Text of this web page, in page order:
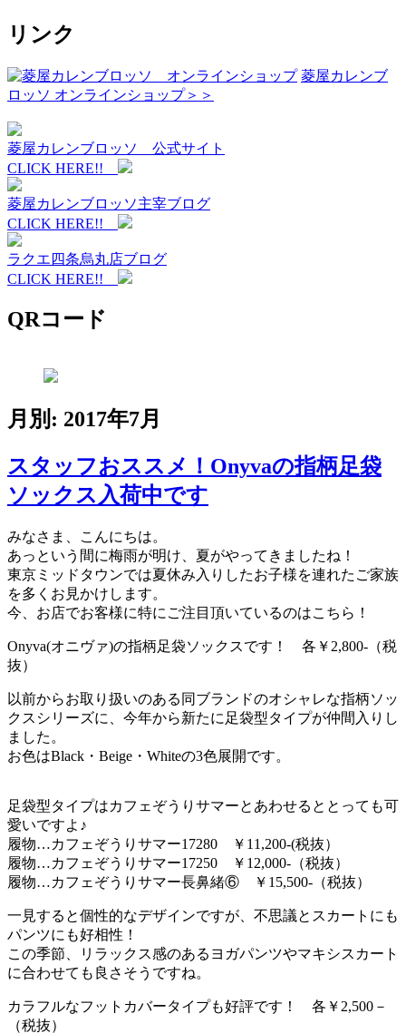
リンク
菱屋カレンブ
ロッソ オンラインショップ＞＞
菱屋カレンブロッソ 公式サイト
CLICK HERE!!
菱屋カレンブロッソ主宰ブログ
CLICK HERE!!
ラクエ四条烏丸店ブログ
CLICK HERE!!
QRコード
月別: 2017年7月
スタッフおススメ！Onyvaの指柄足袋
ソックス入荷中です
みなさま、こんにちは。
あっという間に梅雨が明け、夏がやってきましたね！
東京ミッドタウンでは夏休み入りしたお子様を連れたご家族
を多くお見かけします。
今、お店でお客様に特にご注目頂いているのはこちら！
Onyva(オニヴァ)の指柄足袋ソックスです！ 各￥2,800-（税
抜）
以前からお取り扱いのある同ブランドのオシャレな指柄ソッ
クスシリーズに、今年から新たに足袋型タイプが仲間入りし
ました。
お色はBlack・Beige・Whiteの3色展開です。
足袋型タイプはカフェぞうりサマーとあわせるととっても可
愛いですよ♪
履物…カフェぞうりサマー17280 ￥11,200-(税抜）
履物…カフェぞうりサマー17250 ￥12,000-（税抜）
履物…カフェぞうりサマー長鼻緒⑥ ￥15,500-（税抜）
一見すると個性的なデザインですが、不思議とスカートにも
パンツにも好相性！
この季節、リラックス感のあるヨガパンツやマキシスカート
に合わせても良さそうですね。
カラフルなフットカバータイプも好評です！ 各￥2,500－
（税抜）